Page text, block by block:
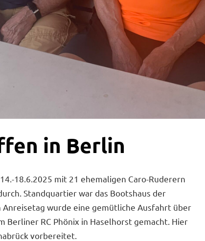
in Berlin
18.6.2025 mit 21 ehemaligen Caro-Ruderern
Standquartier war das Bootshaus der
Anreisetag wurde eine gemütliche Ausfahrt über
Berliner RC Phönix in Haselhorst gemacht. Hier
vorbereitet.